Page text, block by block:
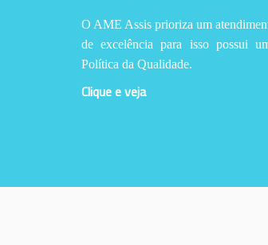
O AME Assis prioriza um
de excelência para isso possui
Política da Qualidade.
Clique e veja